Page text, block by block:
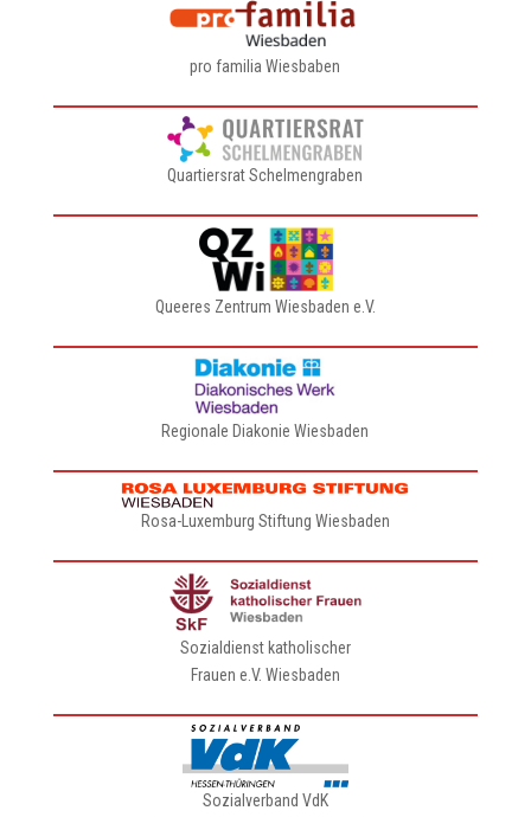
pro familia Wiesbaben
Quartiersrat Schelmengraben
Queeres Zentrum Wiesbaden e.V.
Regionale Diakonie Wiesbaden
Rosa-Luxemburg Stiftung Wiesbaden
Sozialdienst katholischer
Frauen e.V. Wiesbaden
Sozialverband VdK